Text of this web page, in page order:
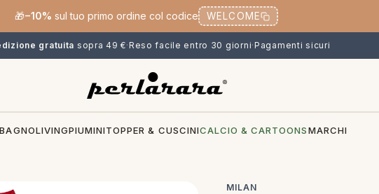
🎁−10% sul tuo primo ordine col codice WELCOME
gratuita sopra 49 €·Reso facile entro 30 giorni·Pagamenti sicuri
BAGNOLIVINGPIUMINITOPPER & CUSCINICALCIO & CARTOONSMARCHI
MILAN